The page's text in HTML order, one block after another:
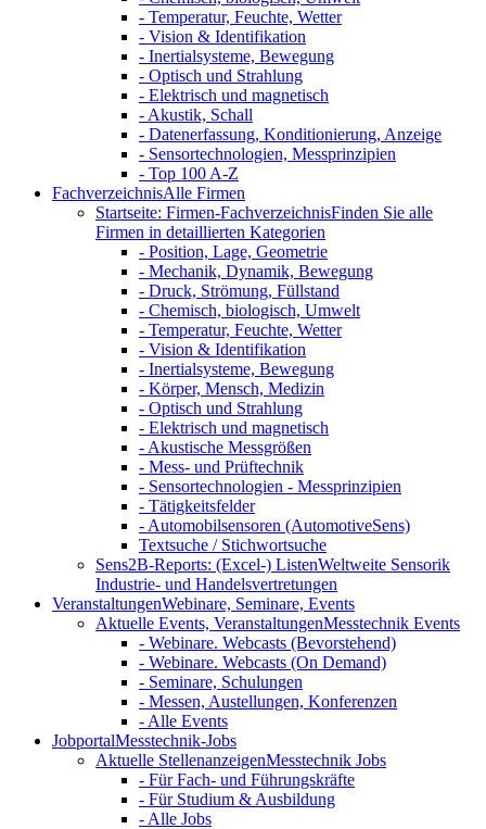
- Temperatur, Feuchte, Wetter
- Vision & Identifikation
- Inertialsysteme, Bewegung
- Optisch und Strahlung
- Elektrisch und magnetisch
- Akustik, Schall
- Datenerfassung, Konditionierung, Anzeige
- Sensortechnologien, Messprinzipien
- Top 100 A-Z
FachverzeichnisAlle Firmen
Startseite: Firmen-FachverzeichnisFinden Sie alle
Firmen in detaillierten Kategorien
- Position, Lage, Geometrie
- Mechanik, Dynamik, Bewegung
- Druck, Strömung, Füllstand
- Chemisch, biologisch, Umwelt
- Temperatur, Feuchte, Wetter
- Vision & Identifikation
- Inertialsysteme, Bewegung
- Körper, Mensch, Medizin
- Optisch und Strahlung
- Elektrisch und magnetisch
- Akustische Messgrößen
- Mess- und Prüftechnik
- Sensortechnologien - Messprinzipien
- Tätigkeitsfelder
- Automobilsensoren (AutomotiveSens)
Textsuche / Stichwortsuche
Sens2B-Reports: (Excel-) ListenWeltweite Sensorik
Industrie- und Handelsvertretungen
VeranstaltungenWebinare, Seminare, Events
Aktuelle Events, VeranstaltungenMesstechnik Events
- Webinare. Webcasts (Bevorstehend)
- Webinare. Webcasts (On Demand)
- Seminare, Schulungen
- Messen, Austellungen, Konferenzen
- Alle Events
JobportalMesstechnik-Jobs
Aktuelle StellenanzeigenMesstechnik Jobs
- Für Fach- und Führungskräfte
- Für Studium & Ausbildung
- Alle Jobs